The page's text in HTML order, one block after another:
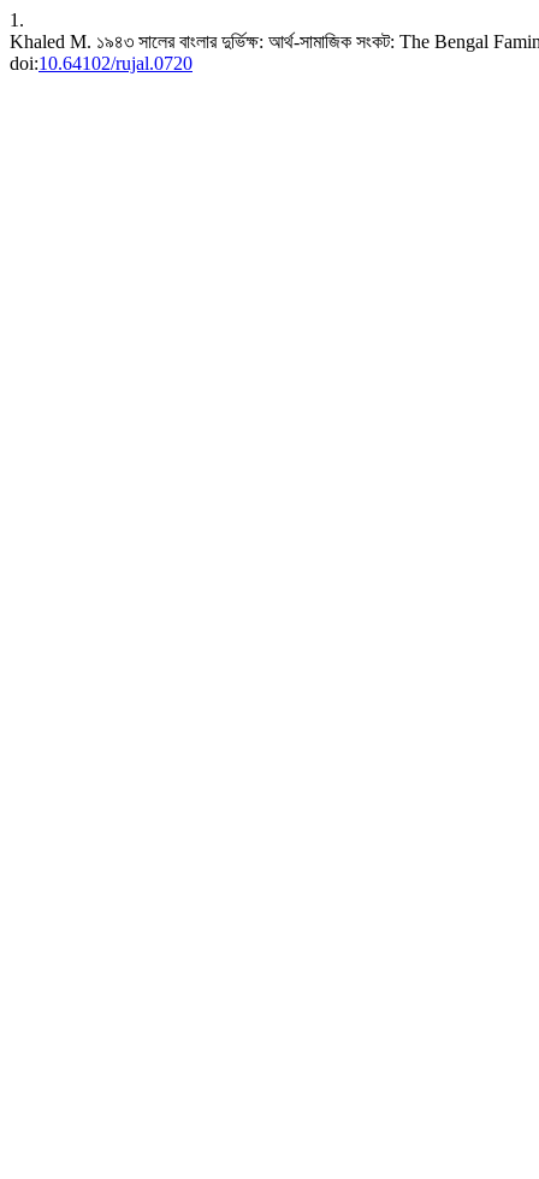
1.
Khaled M. ১৯৪৩ সালের বাংলার দুর্ভিক্ষ: আর্থ-সামাজিক সংকট: The Bengal
doi:10.64102/rujal.0720